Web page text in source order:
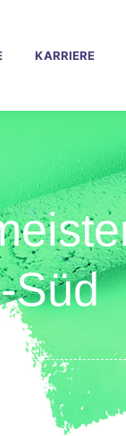
KARRIERE
Süd